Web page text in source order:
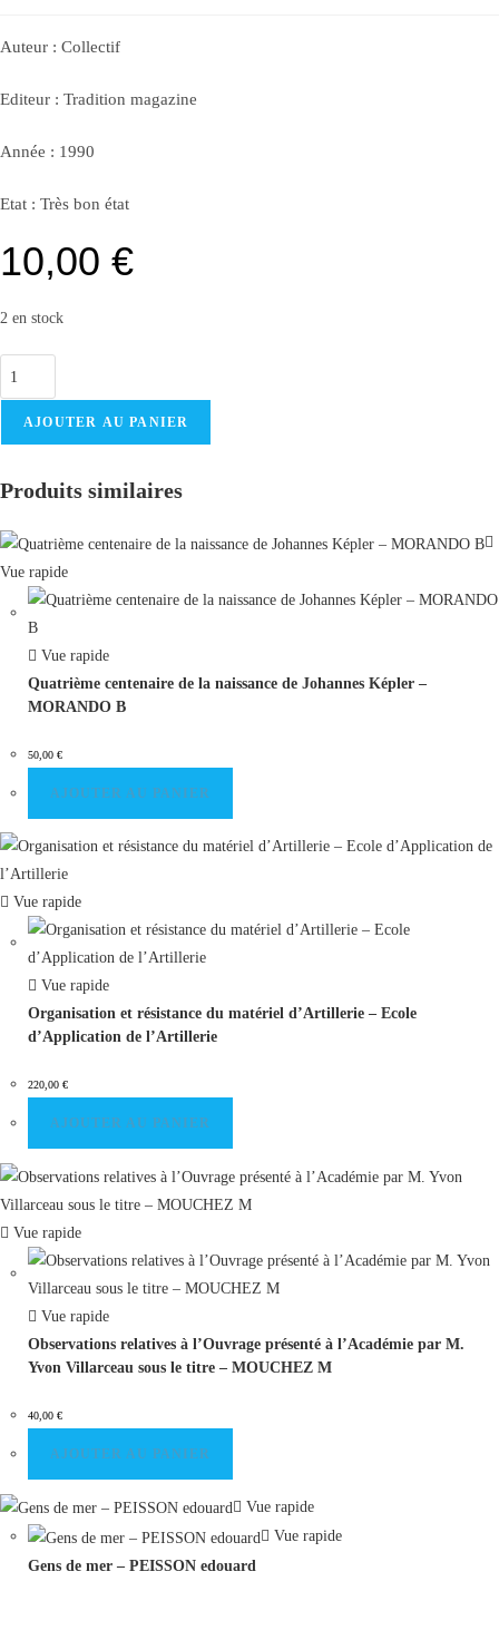
Auteur : Collectif
Editeur : Tradition magazine
Année : 1990
Etat : Très bon état
10,00 €
2 en stock
quantité
de
Armes
firugines
COLLECTIF
-
1990
AJOUTER AU PANIER
Produits similaires
Vue rapide
Vue rapide
Quatrième centenaire de la naissance de Johannes Képler –
MORANDO B
50,00 €
AJOUTER AU PANIER
Vue rapide
Vue rapide
Organisation et résistance du matériel d’Artillerie – Ecole
d’Application de l’Artillerie
220,00 €
AJOUTER AU PANIER
Vue rapide
Vue rapide
Observations relatives à l’Ouvrage présenté à l’Académie par M.
Yvon Villarceau sous le titre – MOUCHEZ M
40,00 €
AJOUTER AU PANIER
Vue rapide
Vue rapide
Gens de mer – PEISSON edouard